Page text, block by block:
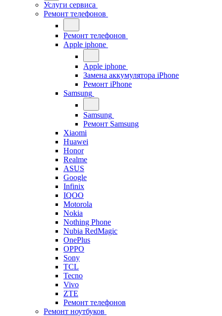
Услуги сервиса
Ремонт телефонов
Ремонт телефонов
Apple iphone
Apple iphone
Замена аккумулятора iPhone
Ремонт iPhone
Samsung
Samsung
Ремонт Samsung
Xiaomi
Huawei
Honor
Realme
ASUS
Google
Infinix
IQOO
Motorola
Nokia
Nothing Phone
Nubia RedMagic
OnePlus
OPPO
Sony
TCL
Tecno
Vivo
ZTE
Ремонт телефонов
Ремонт ноутбуков